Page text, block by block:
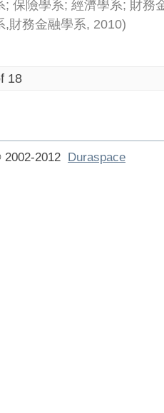
; 保險學系; 經濟學系; 財務
,財務金融學系, 2010)
18
2012 Duraspace